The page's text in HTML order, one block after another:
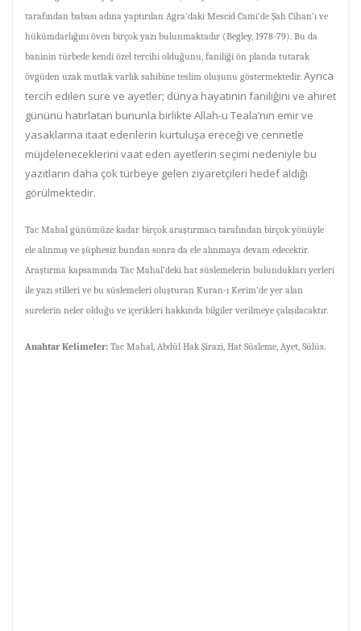
tarafından babası adına yaptırılan Agra’daki Mescid Cami’de Şah Cihan’ı ve
hükümdarlığını öven birçok yazı bulunmaktadır (Begley, 1978-79). Bu da
baninin türbede kendi özel tercihi olduğunu, faniliği ön planda tutarak
övgüden uzak mutlak varlık sahibine teslim oluşunu göstermektedir. Ayrıca
tercih edilen sure ve ayetler; dünya hayatının faniliğini ve ahiret
gününü hatırlatan bununla birlikte Allah-u Teala’nın emir ve
yasaklarına itaat edenlerin kurtuluşa ereceği ve cennetle
müjdeleneceklerini vaat eden ayetlerin seçimi nedeniyle bu
yazıtların daha çok türbeye gelen ziyaretçileri hedef aldığı
görülmektedir.
Tac Mahal günümüze kadar birçok araştırmacı tarafından birçok yönüyle
ele alınmış ve şüphesiz bundan sonra da ele alınmaya devam edecektir.
Araştırma kapsamında Tac Mahal’deki hat süslemelerin bulundukları yerleri
ile yazı stilleri ve bu süslemeleri oluşturan Kuran-ı Kerim’de yer alan
surelerin neler olduğu ve içerikleri hakkında bilgiler verilmeye çalışılacaktır.
Anahtar Kelimeler: Tac Mahal, Abdül Hak Şirazi, Hat Süsleme, Ayet, Sülüs.